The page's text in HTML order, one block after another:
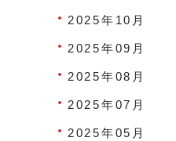
2025年10月
2025年09月
2025年08月
2025年07月
2025年05月